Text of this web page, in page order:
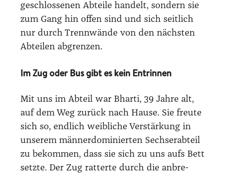
geschlos­se­nen Abtei­le han­delt, son­dern sie
zum Gang hin offen sind und sich seit­lich
nur durch Trenn­wän­de von den nächs­ten
Abtei­len abgren­zen.
Im Zug oder Bus gibt es kein Entrinnen
Mit uns im Abteil war Bhar­ti, 39 Jah­re alt,
auf dem Weg zurück nach Hau­se. Sie freu­te
sich so, end­lich weib­li­che Ver­stär­kung in
unse­rem män­ner­do­mi­nier­ten Sech­ser­ab­teil
zu bekom­men, dass sie sich zu uns aufs Bett
setz­te. Der Zug rat­ter­te durch die anbre­